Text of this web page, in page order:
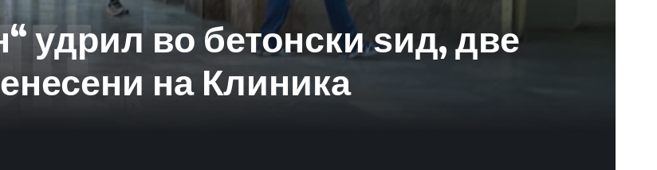
удрил во бетонски ѕид, две
на Клиника